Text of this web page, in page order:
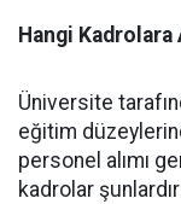
Hangi Kadrolara
Üniversite
eğitim
personel alımı
kadrolar